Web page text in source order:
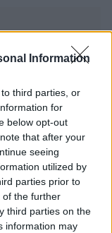
Information
third parties, or
for
below opt-out
that after your
seeing
utilized by
parties prior to
of the further
third parties on the
information may
pontosan
magad úgy,
hogy már
To Your
emberek
a hegeiket.